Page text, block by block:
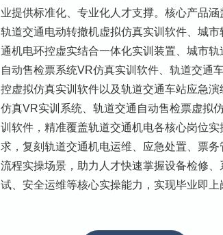
业提供标准化、专业化人才支撑。核心产品涵
轨道交通电动转撤机虚拟仿真实训软件、城市
通机电环控虚实结合一体化实训装置、城市轨
自动售检票系统VR仿真实训软件、轨道交通
控虚拟仿真实训软件以及轨道交通车站应急演
仿真VR实训系统、轨道交通自动售检票虚拟
训软件，精准覆盖轨道交通机电各核心岗位实
求，复刻轨道交通机电运维、应急处置、票务
流程实操场景，助力人才快速掌握设备检修、
试、安全运维等核心实操能力，实现毕业即上